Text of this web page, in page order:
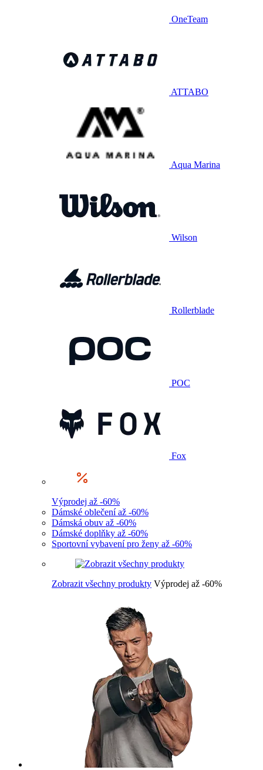
OneTeam
ATTABO
Aqua Marina
Wilson
Rollerblade
POC
Fox
Výprodej až -60%
Dámské oblečení až -60%
Dámská obuv až -60%
Dámské doplňky až -60%
Sportovní vybavení pro ženy až -60%
Zobrazit všechny produkty Výprodej až -60%